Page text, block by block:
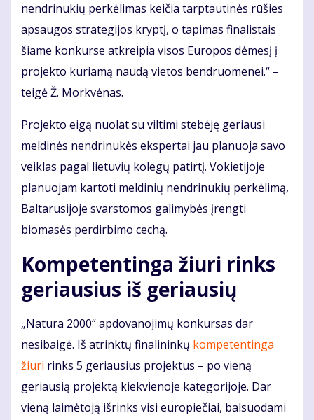
nendrinukių perkėlimas keičia tarptautinės rūšies
apsaugos strategijos kryptį, o tapimas finalistais
šiame konkurse atkreipia visos Europos dėmesį į
projekto kuriamą naudą vietos bendruomenei.“ –
teigė Ž. Morkvėnas.
Projekto eigą nuolat su viltimi stebėję geriausi
meldinės nendrinukės ekspertai jau planuoja savo
veiklas pagal lietuvių kolegų patirtį. Vokietijoje
planuojam kartoti meldinių nendrinukių perkėlimą,
Baltarusijoje svarstomos galimybės įrengti
biomasės perdirbimo cechą.
Kompetentinga žiuri rinks
geriausius iš geriausių
„Natura 2000“ apdovanojimų konkursas dar
nesibaigė. Iš atrinktų finalininkų kompetentinga
žiuri rinks 5 geriausius projektus – po vieną
geriausią projektą kiekvienoje kategorijoje. Dar
vieną laimėtoją išrinks visi europiečiai, balsuodami